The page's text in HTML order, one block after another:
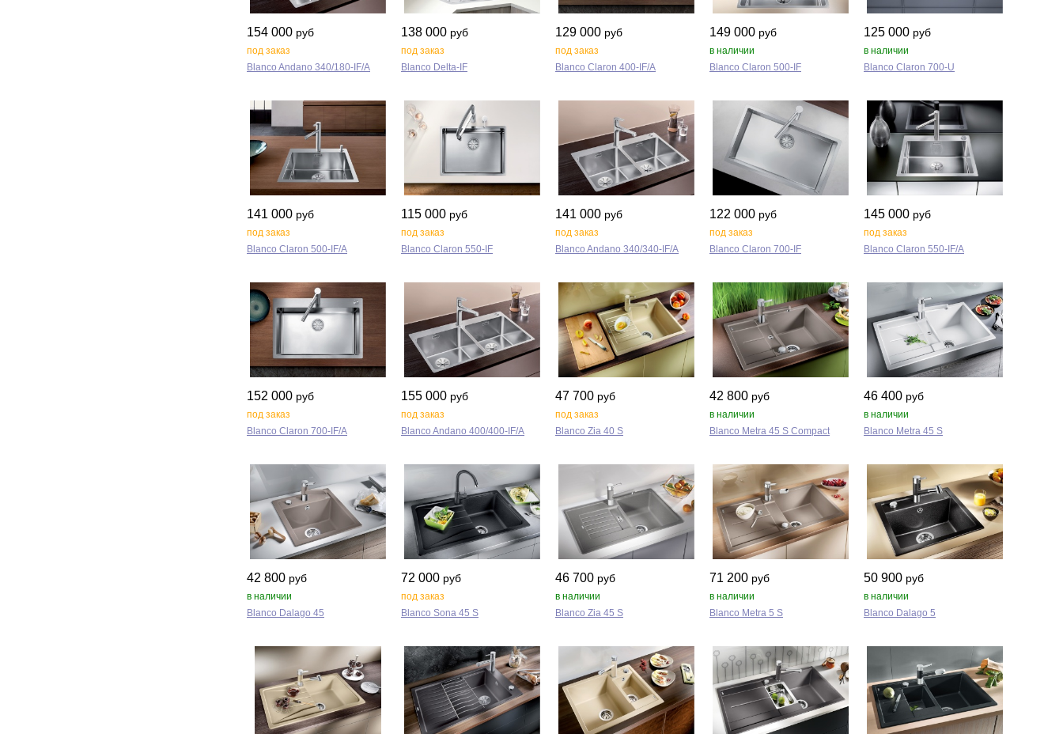
154 000 руб
под заказ
Blanco Andano 340/180‑IF/A
138 000 руб
под заказ
Blanco Delta‑IF
129 000 руб
под заказ
Blanco Claron 400‑IF/A
149 000 руб
в наличии
Blanco Claron 500‑IF
125 000 руб
в наличии
Blanco Claron 700‑U
141 000 руб
под заказ
Blanco Claron 500‑IF/A
115 000 руб
под заказ
Blanco Claron 550‑IF
141 000 руб
под заказ
Blanco Andano 340/340‑IF/A
122 000 руб
под заказ
Blanco Claron 700‑IF
145 000 руб
под заказ
Blanco Claron 550‑IF/A
152 000 руб
под заказ
Blanco Claron 700‑IF/A
155 000 руб
под заказ
Blanco Andano 400/400‑IF/A
47 700 руб
под заказ
Blanco Zia 40 S
42 800 руб
в наличии
Blanco Metra 45 S Compact
46 400 руб
в наличии
Blanco Metra 45 S
42 800 руб
в наличии
Blanco Dalago 45
72 000 руб
под заказ
Blanco Sona 45 S
46 700 руб
в наличии
Blanco Zia 45 S
71 200 руб
в наличии
Blanco Metra 5 S
50 900 руб
в наличии
Blanco Dalago 5